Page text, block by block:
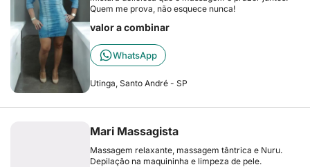
Quem me prova, não esquece nunca!
valor a combinar
WhatsApp
Utinga, Santo André - SP
Mari Massagista
Massagem relaxante, massagem tântrica e Nuru.
Depilação na maquininha e limpeza de pele.